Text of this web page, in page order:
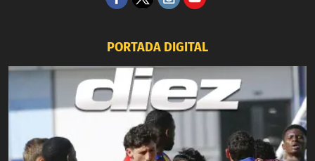
PORTADA DIGITAL